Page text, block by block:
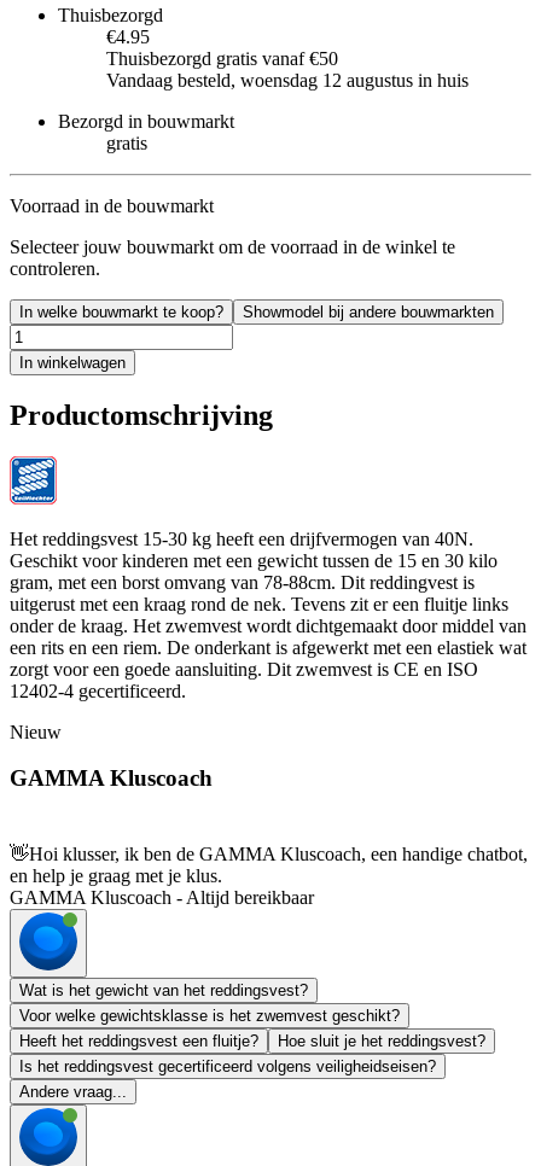
Thuisbezorgd
€4.95
Thuisbezorgd gratis vanaf €50
Vandaag besteld, woensdag 12 augustus in huis
Bezorgd in bouwmarkt
gratis
Voorraad in de bouwmarkt
Selecteer jouw bouwmarkt om de voorraad in de winkel te
controleren.
In welke bouwmarkt te koop? Showmodel bij andere bouwmarkten
In winkelwagen
Productomschrijving
Het reddingsvest 15-30 kg heeft een drijfvermogen van 40N.
Geschikt voor kinderen met een gewicht tussen de 15 en 30 kilo
gram, met een borst omvang van 78-88cm. Dit reddingvest is
uitgerust met een kraag rond de nek. Tevens zit er een fluitje links
onder de kraag. Het zwemvest wordt dichtgemaakt door middel van
een rits en een riem. De onderkant is afgewerkt met een elastiek wat
zorgt voor een goede aansluiting. Dit zwemvest is CE en ISO
12402-4 gecertificeerd.
Nieuw
GAMMA Kluscoach
👋Hoi klusser, ik ben de GAMMA Kluscoach, een handige chatbot,
en help je graag met je klus.
GAMMA Kluscoach - Altijd bereikbaar
Wat is het gewicht van het reddingsvest?
Voor welke gewichtsklasse is het zwemvest geschikt?
Heeft het reddingsvest een fluitje?
Hoe sluit je het reddingsvest?
Is het reddingsvest gecertificeerd volgens veiligheidseisen?
Andere vraag...